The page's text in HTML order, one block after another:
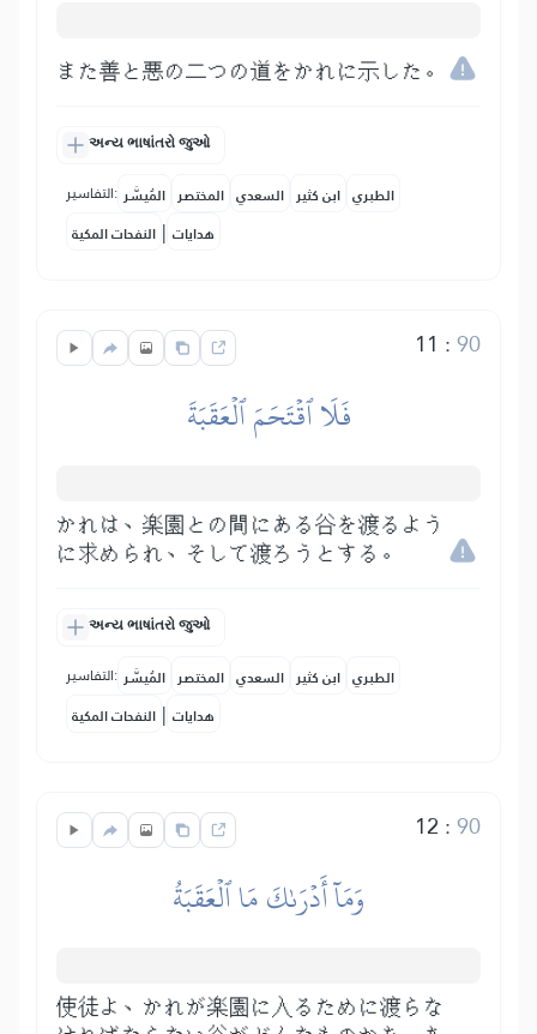
また善と悪の二つの道をかれに示した。
અન્ય ભાષાંતરો જુઓ
التفاسير: المُيسَّر المختصر السعدي ابن كثير الطبري
النفحات المكية | هدايات
11 :90
فَلَا ٱقۡتَحَمَ ٱلۡعَقَبَةَ
かれは、楽園との間にある谷を渡るよう
に求められ、そして渡ろうとする。
અન્ય ભાષાંતરો જુઓ
التفاسير: المُيسَّر المختصر السعدي ابن كثير الطبري
النفحات المكية | هدايات
12 :90
وَمَآ أَدۡرَىٰكَ مَا ٱلۡعَقَبَةُ
使徒よ、かれが楽園に入るために渡らな